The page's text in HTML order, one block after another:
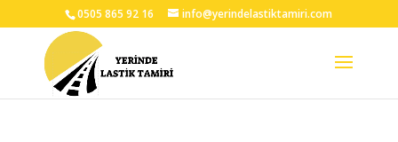
0505 865 92 16 info@yerindelastiktamiri.com